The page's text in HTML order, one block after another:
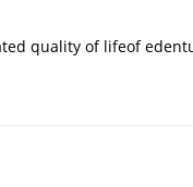
quality of lifeof